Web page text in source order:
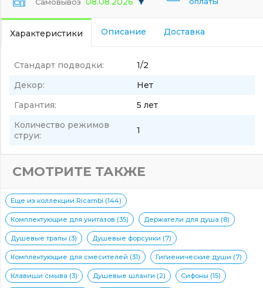
Характеристики Описание Доставка
Стандарт подводки:
1/2
Декор:
Нет
Гарантия:
5 лет
Количество режимов
струи:
1
СМОТРИТЕ ТАКЖЕ
Еще из коллекции Ricambi (144)
Комплектующие для унитазов (35) Держатели для душа (8)
Душевые трапы (3) Душевые форсунки (7)
Комплектующие для смесителей (31) Гигиенические души (7)
Клавиши смыва (3) Душевые шланги (2) Сифоны (15)